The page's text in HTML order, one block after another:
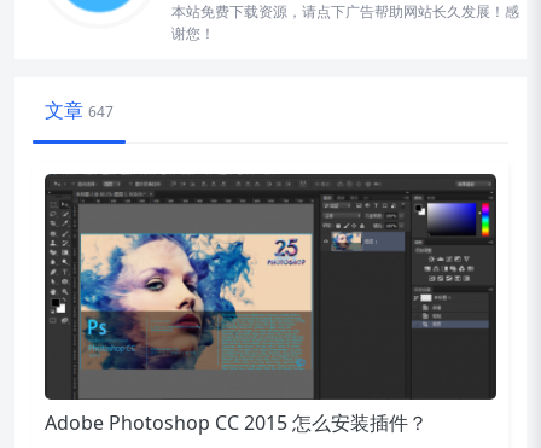
本站免费下载资源，请点下广告帮助网站长久发展！感
谢您！
文章 647
Adobe Photoshop CC 2015 怎么安装插件？